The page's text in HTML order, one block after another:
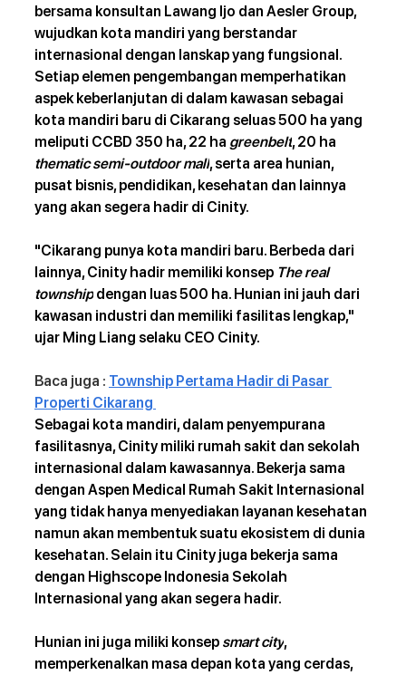
bersama konsultan Lawang Ijo dan Aesler Group,
wujudkan kota mandiri yang berstandar
internasional dengan lanskap yang fungsional.
Setiap elemen pengembangan memperhatikan
aspek keberlanjutan di dalam kawasan sebagai
kota mandiri baru di Cikarang seluas 500 ha yang
meliputi CCBD 350 ha, 22 ha greenbelt, 20 ha
thematic semi-outdoor mall, serta area hunian,
pusat bisnis, pendidikan, kesehatan dan lainnya
yang akan segera hadir di Cinity.
"Cikarang punya kota mandiri baru. Berbeda dari
lainnya, Cinity hadir memiliki konsep The real
township dengan luas 500 ha. Hunian ini jauh dari
kawasan industri dan memiliki fasilitas lengkap,"
ujar Ming Liang selaku CEO Cinity.
Baca juga : Township Pertama Hadir di Pasar
Properti Cikarang
Sebagai kota mandiri, dalam penyempurana
fasilitasnya, Cinity miliki rumah sakit dan sekolah
internasional dalam kawasannya. Bekerja sama
dengan Aspen Medical Rumah Sakit Internasional
yang tidak hanya menyediakan layanan kesehatan
namun akan membentuk suatu ekosistem di dunia
kesehatan. Selain itu Cinity juga bekerja sama
dengan Highscope Indonesia Sekolah
Internasional yang akan segera hadir.
Hunian ini juga miliki konsep smart city,
memperkenalkan masa depan kota yang cerdas,